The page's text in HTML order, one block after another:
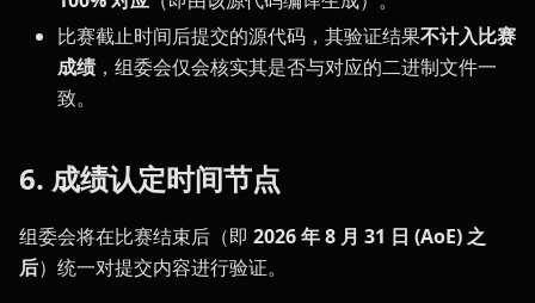
比赛截止时间后提交的源代码，其验证结果不计入比赛
成绩，组委会仅会核实其是否与对应的二进制文件一
致。
6. 成绩认定时间节点
组委会将在比赛结束后（即 2026 年 8 月 31 日 (AoE)之
后）统一对提交内容进行验证。